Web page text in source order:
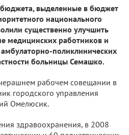
выделенные в бюджет
национального
существенно улучшить
медицинских работников и
поликлинических
больницы Семашко.
рабочем совещании в
городского управления
Омелюсик.
здравоохранения, в 2008